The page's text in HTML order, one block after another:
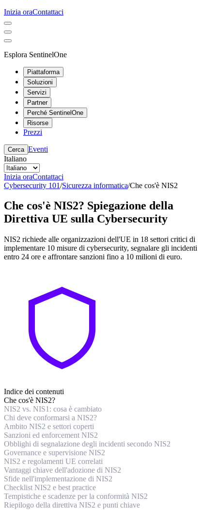
Inizia oraContattaci
Esplora SentinelOne
Piattaforma
Soluzioni
Servizi
Partner
Perché SentinelOne
Risorse
Prezzi
Cerca Eventi
Italiano
Inizia oraContattaci
Cybersecurity 101/Sicurezza informatica/Che cos'è NIS2
Che cos'è NIS2? Spiegazione della
Direttiva UE sulla Cybersecurity
NIS2 richiede alle organizzazioni dell'UE in 18 settori critici di
implementare 10 misure di cybersecurity, segnalare gli incidenti
entro 24 ore e affrontare sanzioni fino a 10 milioni di euro.
Indice dei contenuti
Che cos'è NIS2?
NIS2 vs. NIS1: cosa è cambiato
Chi deve conformarsi a NIS2?
Ambito NIS2 e settori coperti
Sanzioni ed enforcement NIS2
Obblighi di segnalazione degli incidenti secondo NIS2
Governance e supervisione NIS2
NIS2 e regolamenti UE correlati
Vantaggi chiave dell'adozione di NIS2
Sfide nell'implementazione di NIS2
Checklist NIS2 e best practice
Tempistiche e scadenze per la conformità NIS2
Riepilogo della direttiva NIS2 e punti chiave